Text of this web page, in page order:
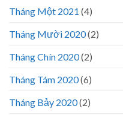
Tháng Một 2021 (4)
Tháng Mười 2020(2)
Tháng Chín 2020(2)
Tháng Tám 2020(6)
Tháng Bảy 2020(2)